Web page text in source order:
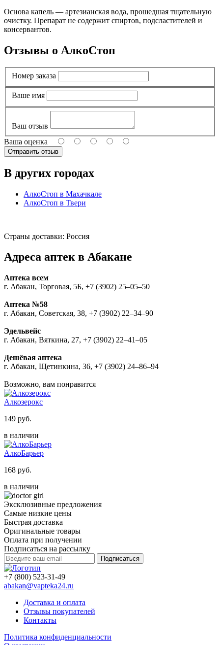
Основа капель — артезианская вода, прошедшая тщательную
очистку. Препарат не содержит спиртов, подсластителей и
консервантов.
Отзывы о АлкоСтоп
Номер заказа
Ваше имя
Ваш отзыв
Ваша оценка
В других городах
АлкоСтоп в Махачкале
АлкоСтоп в Твери
Страны доставки: Россия
Адреса аптек в Абакане
Аптека всем
г. Абакан, Торговая, 5Б, +7 (3902) 25‒05‒50
Аптека №58
г. Абакан, Советская, 38, +7 (3902) 22‒34‒90
Эдельвейс
г. Абакан, Вяткина, 27, +7 (3902) 22‒41‒05
Дешёвая аптека
г. Абакан, Щетинкина, 36, +7 (3902) 24‒86‒94
Возможно, вам понравится
Алкозерокс
149 руб.
в наличии
АлкоБарьер
168 руб.
в наличии
Эксклюзивные предложения
Самые низкие цены
Быстрая доставка
Оригинальные товары
Оплата при получении
Подписаться на рассылку
Подписаться
+7 (800) 523-31-49
abakan@vapteka24.ru
Доставка и оплата
Отзывы покупателей
Контакты
Политика конфиденциальности